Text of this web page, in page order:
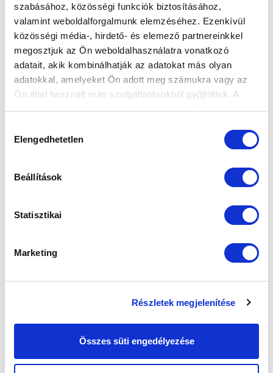
szabásához, közösségi funkciók biztosításához,
valamint weboldalforgalmunk elemzéséhez. Ezenkívül
közösségi média-, hirdető- és elemező partnereinkkel
megosztjuk az Ön weboldalhasználatra vonatkozó
adatait, akik kombinálhatják az adatokat más olyan
adatokkal, amelyeket Ön adott meg számukra vagy az
Ön által használt más szolgáltatásokból gyűjtöttek. A
weboldalon való böngészés folytatásával Ön hozzájárul a
kiválasztása
Elengedhetetlen
Beállítások
Statisztikai
Marketing
Részletek megjelenítése
Összes süti engedélyezése